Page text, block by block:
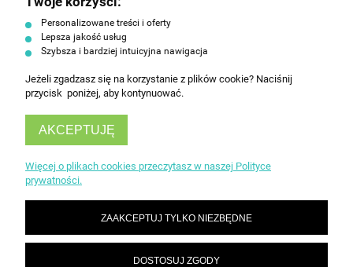
ZAPISZ SIĘ
Personalizowane treści i oferty
Lepsza jakość usług
Szybsza i bardziej intuicyjna nawigacja
Jeżeli zgadzasz się na korzystanie z plików cookie? Naciśnij
przycisk poniżej, aby kontynuować.
AKCEPTUJĘ
Więcej o plikach cookies przeczytasz w naszej Polityce
prywatności.
ZAAKCEPTUJ TYLKO NIEZBĘDNE
DOSTOSUJ ZGODY